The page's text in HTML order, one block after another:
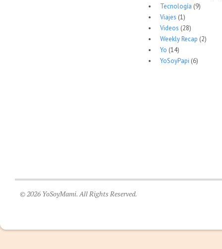
Tecnología (9)
Viajes (1)
Videos (28)
Weekly Recap (2)
Yo (14)
YoSoyPapi (6)
© 2026 YoSoyMami. All Rights Reserved.